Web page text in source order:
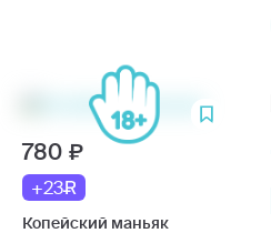
780
+23
Копейский маньяк